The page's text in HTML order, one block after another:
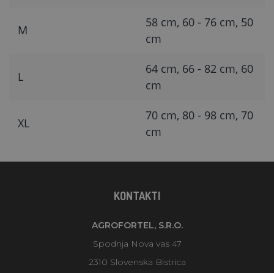
M
58 cm, 60 - 76 cm, 50
cm
L
64 cm, 66 - 82 cm, 60
cm
XL
70 cm, 80 - 98 cm, 70
cm
KONTAKTI
AGROFORTEL, S.R.O.
Spodnja Nova vas 47
2310 Slovenska Bistrica